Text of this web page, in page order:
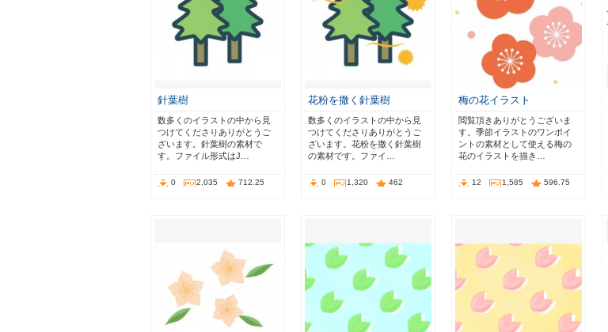
針葉樹
数多くのイラストの中から見
つけてくださりありがとうご
ざいます。針葉樹の素材で
す。ファイル形式はJ…
0 2,035 712.25
花粉を撒く針葉樹
数多くのイラストの中から見
つけてくださりありがとうご
ざいます。花粉を撒く針葉樹
の素材です。ファイ…
0 1,320 462
梅の花イラスト
閲覧頂きありがとうございま
す。季節イラストのワンポイ
ントの素材として使える梅の
花のイラストを描き…
12 1,585 596.75